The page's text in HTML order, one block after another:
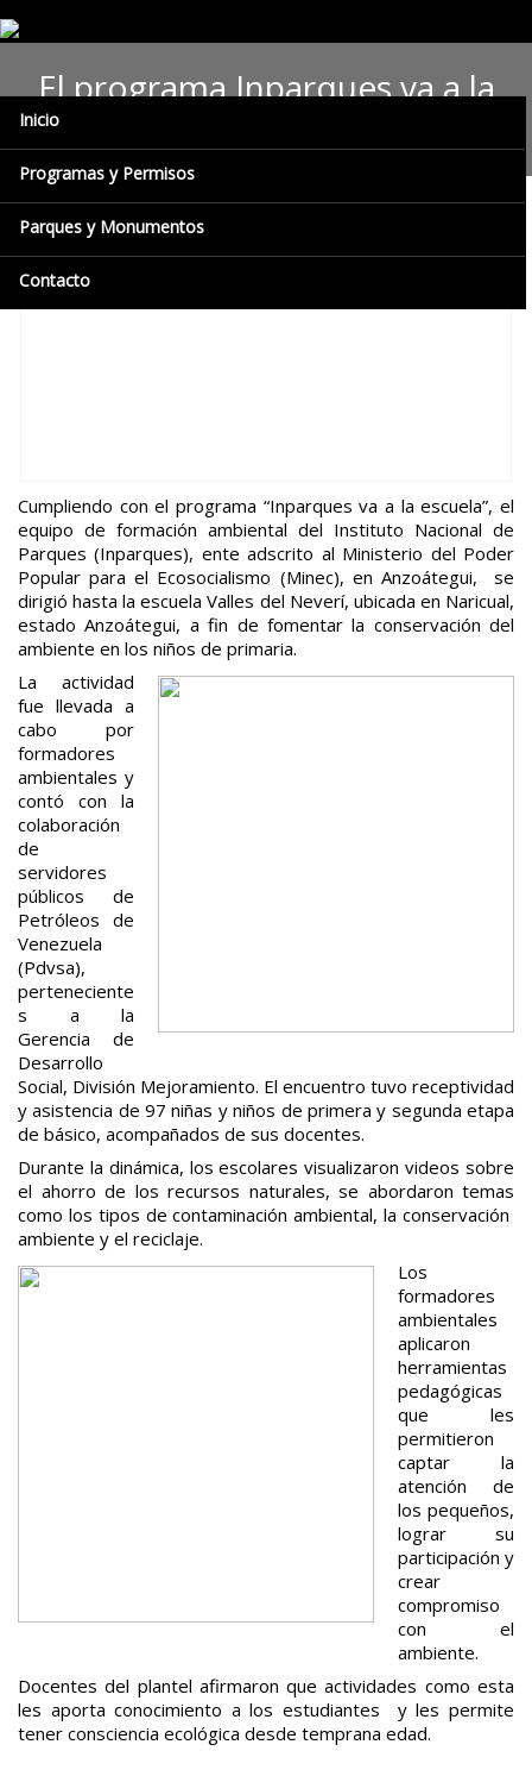
Inicio
Programas y Permisos
Parques y Monumentos
Contacto
El programa Inparques va a la
Cumpliendo con el programa “Inparques va a la escuela”, el
equipo de formación ambiental del Instituto Nacional de
Parques (Inparques), ente adscrito al Ministerio del Poder
Popular para el Ecosocialismo (Minec), en Anzoátegui, se
dirigió hasta la escuela Valles del Neverí, ubicada en Naricual,
estado Anzoátegui, a fin de fomentar la conservación del
ambiente en los niños de primaria.
La actividad
fue llevada a
cabo por
formadores
ambientales y
contó con la
colaboración
de
servidores
públicos de
Petróleos de
Venezuela
(Pdvsa),
perteneciente
s a la
Gerencia de
Desarrollo
Social, División Mejoramiento. El encuentro tuvo receptividad
y asistencia de 97 niñas y niños de primera y segunda etapa
de básico, acompañados de sus docentes.
Durante la dinámica, los escolares visualizaron videos sobre
el ahorro de los recursos naturales, se abordaron temas
como los tipos de contaminación ambiental, la conservación
ambiente y el reciclaje.
Los
formadores
ambientales
aplicaron
herramientas
pedagógicas
que les
permitieron
captar la
atención de
los pequeños,
lograr su
participación y
crear
compromiso
con el
ambiente.
Docentes del plantel afirmaron que actividades como esta
les aporta conocimiento a los estudiantes y les permite
tener consciencia ecológica desde temprana edad.